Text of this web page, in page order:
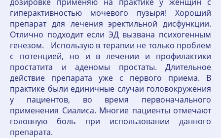
гиперактивностью мочевого пузыря! Хороший
препарат для лечения эректильной дисфункции.
Отлично подходит если ЭД вызвана психогенным
генезом. Использую в терапии не только проблем
с потенцией, но и в лечении и профилактики
простатита и аденомы простаты. Длительное
действие препарата уже с первого приема. В
практике были единичные случаи головокружения
у пациентов, во время первоначального
применения Сиалиса. Многие пациенты отмечают
головную боль при использовании данного
препарата.